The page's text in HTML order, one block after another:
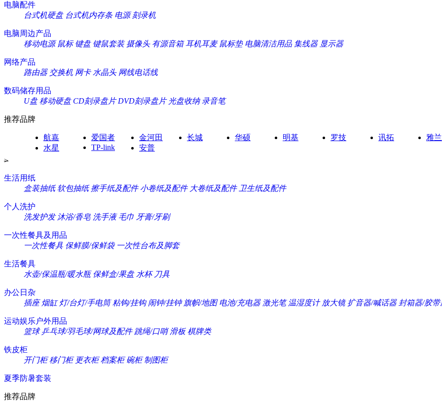
电脑配件
台式机硬盘 台式机内存条 电源 刻录机
电脑周边产品
移动电源 鼠标 键盘 键鼠套装 摄像头 有源音箱 耳机耳麦 鼠标垫 电脑清洁用品 集线器 显示器
网络产品
路由器 交换机 网卡 水晶头 网线电话线
数码储存用品
U盘 移动硬盘 CD刻录盘片 DVD刻录盘片 光盘收纳 录音笔
推荐品牌
航嘉 爱国者 金河田 长城 华硕 明基 罗技 讯拓 雅
水星
TP-link 安普
>
生活用纸
盒装抽纸 软包抽纸 擦手纸及配件 小卷纸及配件 大卷纸及配件 卫生纸及配件
个人洗护
洗发护发 沐浴/香皂 洗手液 毛巾 牙膏/牙刷
一次性餐具及用品
一次性餐具 保鲜膜/保鲜袋 一次性台布及脚套
生活餐具
水壶/保温瓶/暖水瓶 保鲜盒/果盘 水杯 刀具
办公日杂
插座 烟缸 灯/台灯/手电筒 粘钩/挂钩 闹钟/挂钟 旗帜/地图 电池/充电器 激光笔 温湿度计 放大镜 扩音器/喊话器 封箱器/胶带
运动娱乐户外用品
篮球 乒乓球/羽毛球/网球及配件 跳绳/口哨 滑板 棋牌类
铁皮柜
开门柜 移门柜 更衣柜 档案柜 碗柜 制图柜
夏季防暑套装
推荐品牌